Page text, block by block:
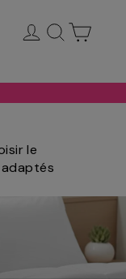
Ingresar
Buscar
le